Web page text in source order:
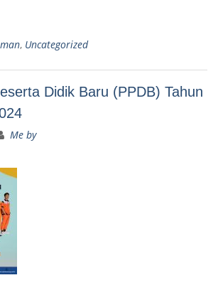
, Uncategorized
Didik Baru (PPDB) Tahun
Me by